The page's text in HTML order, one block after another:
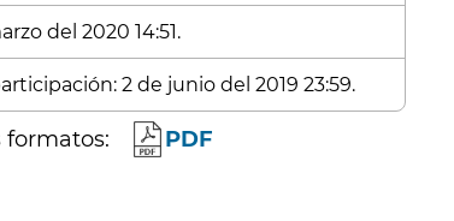
del 2020 14:51.
2 de junio del 2019 23:59.
formatos: PDF